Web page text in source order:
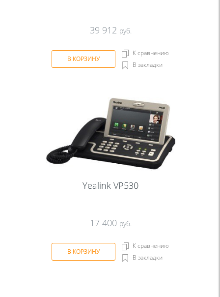
39 912 руб.
В КОРЗИНУ
К сравнению
В закладки
Yealink VP530
17 400 руб.
В КОРЗИНУ
К сравнению
В закладки